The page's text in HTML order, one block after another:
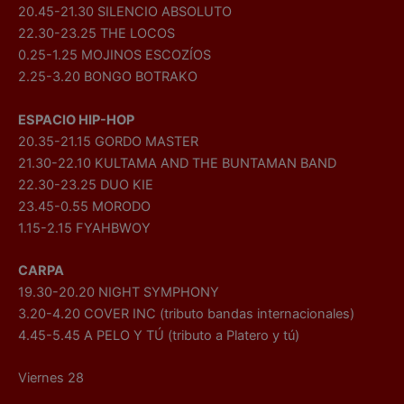
20.45-21.30 SILENCIO ABSOLUTO
22.30-23.25 THE LOCOS
0.25-1.25 MOJINOS ESCOZÍOS
2.25-3.20 BONGO BOTRAKO
ESPACIO HIP-HOP
20.35-21.15 GORDO MASTER
21.30-22.10 KULTAMA AND THE BUNTAMAN BAND
22.30-23.25 DUO KIE
23.45-0.55 MORODO
1.15-2.15 FYAHBWOY
CARPA
19.30-20.20 NIGHT SYMPHONY
3.20-4.20 COVER INC (tributo bandas internacionales)
4.45-5.45 A PELO Y TÚ (tributo a Platero y tú)
Viernes 28